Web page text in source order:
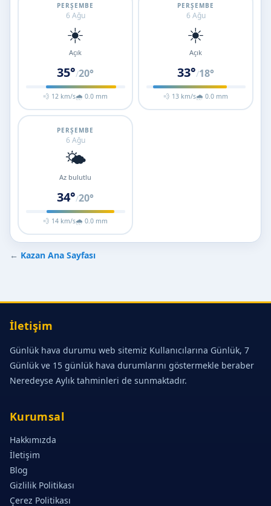
PERŞEMBE
6 Ağu
☀️
Açık
35°/20°
💨 12 km/s🌧 0.0 mm
PERŞEMBE
6 Ağu
☀️
Açık
33°/18°
💨 13 km/s🌧 0.0 mm
PERŞEMBE
6 Ağu
🌤️
Az bulutlu
34°/20°
💨 14 km/s🌧 0.0 mm
← Kazan Ana Sayfası
İletişim
Günlük hava durumu web sitemiz Kullanıcılarına Günlük, 7
Günlük ve 15 günlük hava durumlarını göstermekle beraber
Neredeyse Aylık tahminleri de sunmaktadır.
Kurumsal
Hakkımızda
İletişim
Blog
Gizlilik Politikası
Çerez Politikası